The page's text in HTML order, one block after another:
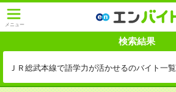
メニュー
検索結果
ＪＲ総武本線で語学力が活かせるのバイト一覧